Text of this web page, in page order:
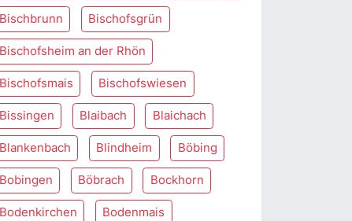
Bischbrunn Bischofsgrün
Bischofsheim an der Rhön
Bischofsmais Bischofswiesen
Bissingen Blaibach Blaichach
Blankenbach Blindheim Böbing
Bobingen Böbrach Bockhorn
Bodenkirchen Bodenmais